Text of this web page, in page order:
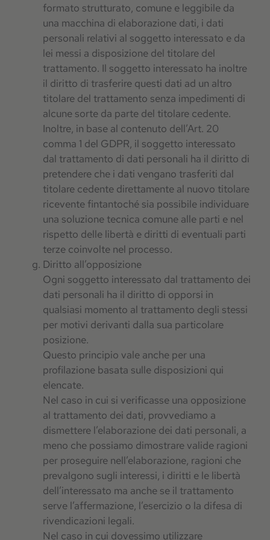
formato strutturato, comune e leggibile da
una macchina di elaborazione dati, i dati
personali relativi al soggetto interessato e da
lei messi a disposizione del titolare del
trattamento. Il soggetto interessato ha inoltre
il diritto di trasferire questi dati ad un altro
titolare del trattamento senza impedimenti di
alcune sorte da parte del titolare cedente.
Inoltre, in base al contenuto dell’Art. 20
comma 1 del GDPR, il soggetto interessato
dal trattamento di dati personali ha il diritto di
pretendere che i dati vengano trasferiti dal
titolare cedente direttamente al nuovo titolare
ricevente fintantoché sia possibile individuare
una soluzione tecnica comune alle parti e nel
rispetto delle libertà e diritti di eventuali parti
terze coinvolte nel processo.
Diritto all’opposizione
Ogni soggetto interessato dal trattamento dei
dati personali ha il diritto di opporsi in
qualsiasi momento al trattamento degli stessi
per motivi derivanti dalla sua particolare
posizione.
Questo principio vale anche per una
profilazione basata sulle disposizioni qui
elencate.
Nel caso in cui si verificasse una opposizione
al trattamento dei dati, provvediamo a
dismettere l’elaborazione dei dati personali, a
meno che possiamo dimostrare valide ragioni
per proseguire nell’elaborazione, ragioni che
prevalgono sugli interessi, i diritti e le libertà
dell’interessato ma anche se il trattamento
serve l’affermazione, l’esercizio o la difesa di
rivendicazioni legali.
Nel caso in cui dovessimo utilizzare